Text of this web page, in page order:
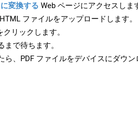
変換する Web ページにアクセスしま
ファイルをアップロードします。
クリックします。
まで待ちます。
ら、PDF ファイルをデバイスにダウン